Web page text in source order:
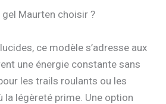
Maurten choisir ?
ce modèle s’adresse aux
une énergie constante sans
les trails roulants ou les
légèreté prime. Une option